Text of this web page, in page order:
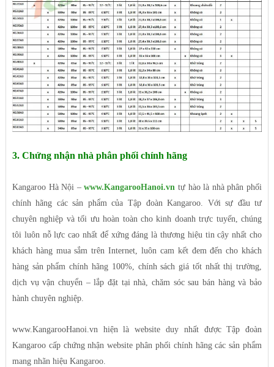
3. Chứng nhận nhà phân phối chính hãng
Kangaroo Hà Nội –www.KangarooHanoi.vn tự hào là nhà phân phối
chính hãng các sản phẩm của Tập đoàn Kangaroo. Với sự đầu tư
chuyên nghiệp và tối ưu hoàn toàn cho kinh doanh trực tuyến, chúng
tôi luôn nỗ lực cao nhất để xứng đáng là thương hiệu tin cậy nhất cho
khách hàng mua sắm trên Internet, luôn cam kết đem đến cho khách
hàng sản phẩm chính hãng 100%, chính sách giá tốt nhất thị trường,
dịch vụ vận chuyển – lắp đặt tại nhà, chăm sóc sau bán hàng và bảo
hành chuyên nghiệp.
www.KangarooHanoi.vn hiện là website duy nhất được Tập đoàn
Kangaroo cấp chứng nhận website phân phối chính hãng các sản phẩm
mang nhãn hiệu Kangaroo.